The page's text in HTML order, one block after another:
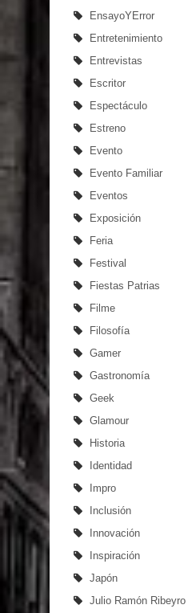
EnsayoYError
Entretenimiento
Entrevistas
Escritor
Espectáculo
Estreno
Evento
Evento Familiar
Eventos
Exposición
Feria
Festival
Fiestas Patrias
Filme
Filosofía
Gamer
Gastronomía
Geek
Glamour
Historia
Identidad
Impro
Inclusión
Innovación
Inspiración
Japón
Julio Ramón Ribeyro